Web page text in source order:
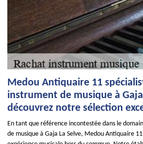
Medou Antiquaire 11
instrument de musique à Gaja
découvrez notre sélection
En tant que référence incontestée dans le
de musique à Gaja La Selve, Medou Antiquaire